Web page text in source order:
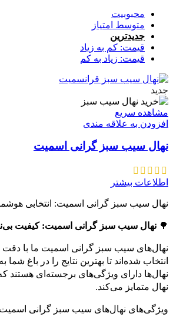
محبوبیت
متوسط امتیاز
جدیدترین
قیمت: کم به زیاد
قیمت: زیاد به کم
جدید
مشاهده سریع
افزودن به علاقه مندی
نهال سیب سبز گرانی اسمیت
اطلاعات بیشتر
نهال سیب سبز گرانی اسمیت: انتخابی
🌳 نهال سیب سبز گرانی اسمیت: کیفیت
نهال‌های سیب سبز گرانی اسمیت ما با
انتخاب شده‌اند تا بهترین نتایج را در باغ شما
نهال‌ها دارای ویژگی‌های برجسته‌ای هستند که
نهال متمایز می‌کند.
ویژگی‌های نهال‌های سیب سبز گرانی